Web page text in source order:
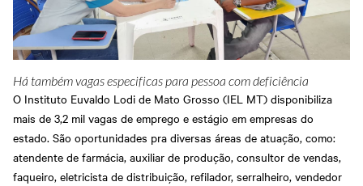
Há também vagas especificas para pessoa com deficiência
O Instituto Euvaldo Lodi de Mato Grosso (IEL MT) disponibiliza
mais de 3,2 mil vagas de emprego e estágio em empresas do
estado. São oportunidades pra diversas áreas de atuação, como:
atendente de farmácia, auxiliar de produção, consultor de vendas,
faqueiro, eletricista de distribuição, refilador, serralheiro, vendedor